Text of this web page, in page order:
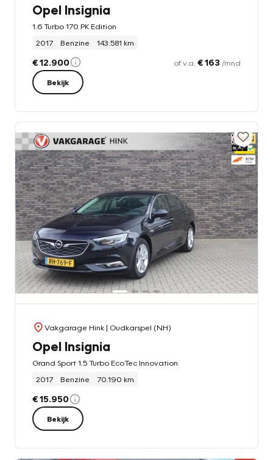
Opel Insignia
1.6 Turbo 170 PK Edition
2017
Benzine 143.581 km
€ 12.900 of v.a. € 163 /mnd
Bekijk
Vakgarage Hink| Oudkarspel (NH)
Opel Insignia
Grand Sport 1.5 Turbo EcoTec Innovation
2017
Benzine 70.190 km
€ 15.950
Bekijk